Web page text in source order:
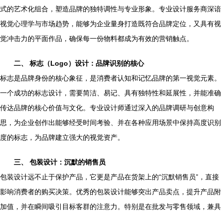
式的艺术化组合，塑造品牌的独特调性与专业形象。专业设计服务商深谙
视觉心理学与市场趋势，能够为企业量身打造既符合品牌定位，又具有视
觉冲击力的平面作品，确保每一份物料都成为有效的营销触点。
二、 标志（Logo）设计：品牌识别的核心
标志是品牌身份的核心象征，是消费者认知和记忆品牌的第一视觉元素。
一个成功的标志设计，需要简洁、易记、具有独特性和延展性，并能准确
传达品牌的核心价值与文化。专业设计师通过深入的品牌调研与创意构
思，为企业创作出能够经受时间考验、并在各种应用场景中保持高度识别
度的标志，为品牌建立强大的视觉资产。
三、 包装设计：沉默的销售员
包装设计远不止于保护产品，它更是产品在货架上的“沉默销售员”，直接
影响消费者的购买决策。优秀的包装设计能够突出产品卖点，提升产品附
加值，并在瞬间吸引目标客群的注意力。特别是在批发与零售领域，兼具